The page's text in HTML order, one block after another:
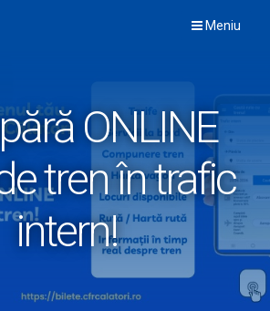
Meniu
ONLINE
tren în trafic
intern!